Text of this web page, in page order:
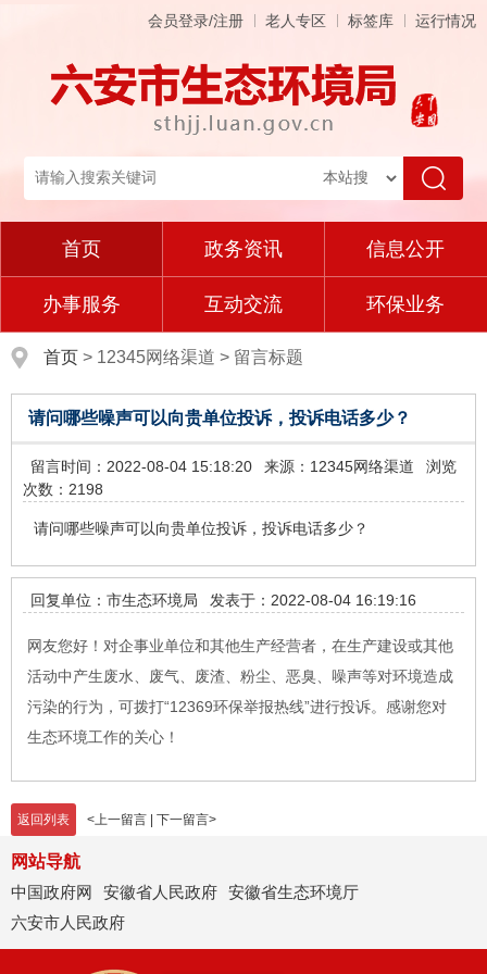
会员登录/注册 老人专区 标签库 运行情况
首页 政务资讯 信息公开
办事服务 互动交流 环保业务
首页 > 12345网络渠道 > 留言标题
请问哪些噪声可以向贵单位投诉，投诉电话多少？
留言时间：2022-08-04 15:18:20 来源：12345网络渠道
浏览
次数：2198
请问哪些噪声可以向贵单位投诉，投诉电话多少？
回复单位：市生态环境局 发表于：2022-08-04 16:19:16
网友您好！对企事业单位和其他生产经营者，在生产建设或其他
活动中产生废水、废气、废渣、粉尘、恶臭、噪声等对环境造成
污染的行为，可拨打“12369环保举报热线”进行投诉。感谢您对
生态环境工作的关心！
返回列表 <上一留言 下一留言>
网站导航
中国政府网
安徽省人民政府 安徽省生态环境厅
六安市人民政府